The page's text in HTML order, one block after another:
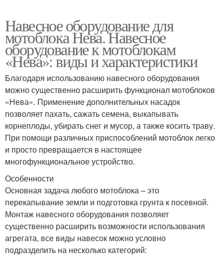
Навесное оборудование для
мотоблока Нева. Навесное
оборудование к мотоблокам
«Нева»: виды и характеристики
Благодаря использованию навесного оборудования
можно существенно расширить функционал мотоблоков
«Нева». Применение дополнительных насадок
позволяет пахать, сажать семена, выкапывать
корнеплоды, убирать снег и мусор, а также косить траву.
При помощи различных приспособлений мотоблок легко
и просто превращается в настоящее
многофункциональное устройство.
Особенности
Основная задача любого мотоблока – это
перекапывание земли и подготовка грунта к посевной.
Монтаж навесного оборудования позволяет
существенно расширить возможности использования
агрегата, все виды навесок можно условно
подразделить на несколько категорий: